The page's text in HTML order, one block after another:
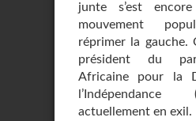
junte s’est
mouvement
réprimer la gauche.
président du
Africaine pour la
actuellement en exil.